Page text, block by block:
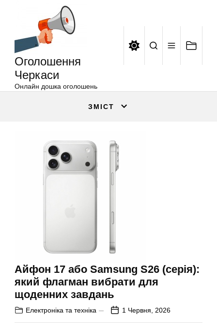
Оголошення
Черкаси
Онлайн дошка оголошень
ЗМІСТ
Айфон 17 або Samsung S26 (серія):
який флагман вибрати для
щоденних завдань
Електроніка та техніка 1 Червня, 2026